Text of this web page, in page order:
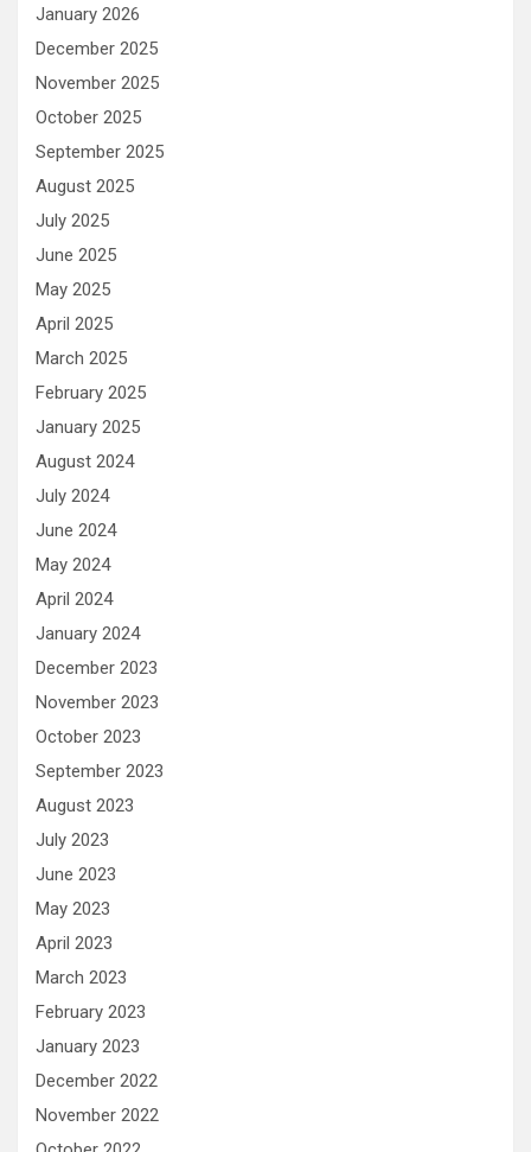
January 2026
December 2025
November 2025
October 2025
September 2025
August 2025
July 2025
June 2025
May 2025
April 2025
March 2025
February 2025
January 2025
August 2024
July 2024
June 2024
May 2024
April 2024
January 2024
December 2023
November 2023
October 2023
September 2023
August 2023
July 2023
June 2023
May 2023
April 2023
March 2023
February 2023
January 2023
December 2022
November 2022